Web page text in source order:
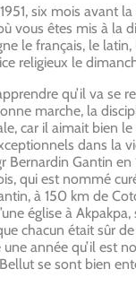
six mois avant
vous êtes mis à
le français, le
religieux le
qu’il va
marche, la
car il aimait bien
dans
Gantin en
qui est nommé
à 150 km de
église à
chacun était sûr
année qu’il
se sont bien